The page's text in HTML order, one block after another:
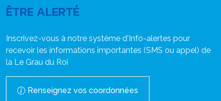
ÊTRE ALERTÉ
Inscrivez-vous à notre système d'Info-alertes pour
recevoir les informations importantes (SMS ou appel) de
la Le Grau du Roi
Renseignez vos coordonnées